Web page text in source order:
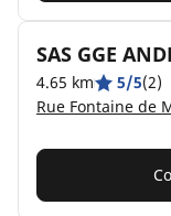
SAS GGE
4.65 km 5/5(2)
Rue Fontaine de